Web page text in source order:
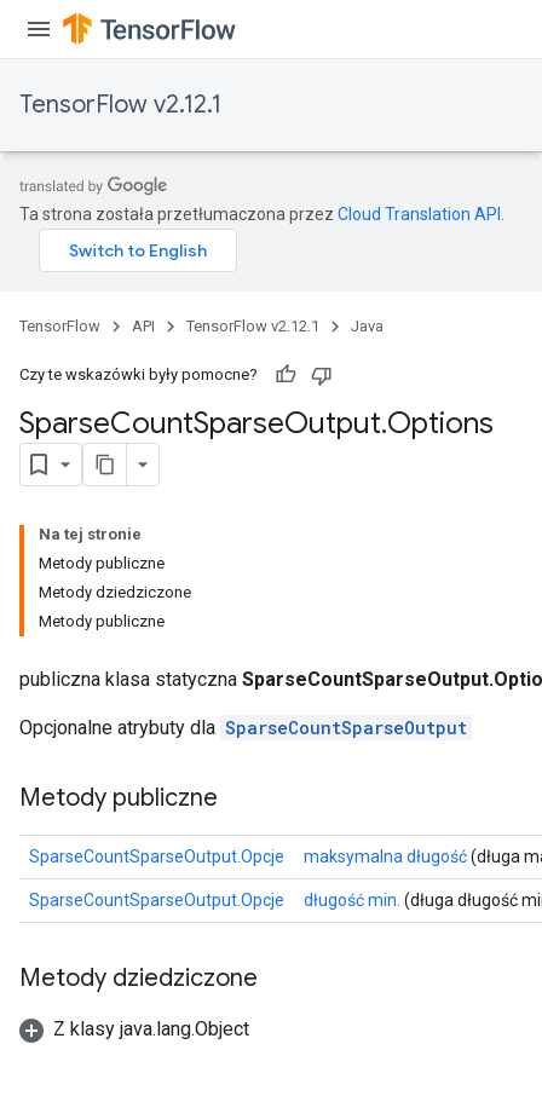
TensorFlow v2.12.1
Ta strona została przetłumaczona przez Cloud Translation API
TensorFlow API TensorFlow v2.12.1 Java
Czy te wskazówki były pomocne?
SparseCountSparseOutput.Options
Na tej stronie
Metody publiczne
Metody dziedziczone
Metody publiczne
publiczna klasa statyczna
Opcjonalne atrybuty dla SparseCountSparseOutput
Metody publiczne
SparseCountSparseOutput.Opcje maksymalna długość(długa
SparseCountSparseOutput.Opcje długość min. (długa długość
Metody dziedziczone
Z klasy java.lang.Object